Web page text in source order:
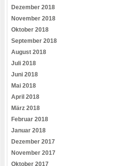
Dezember 2018
November 2018
Oktober 2018
September 2018
August 2018
Juli 2018
Juni 2018
Mai 2018
April 2018
März 2018
Februar 2018
Januar 2018
Dezember 2017
November 2017
Oktober 2017